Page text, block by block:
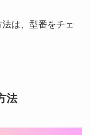
は、型番をチェ
法